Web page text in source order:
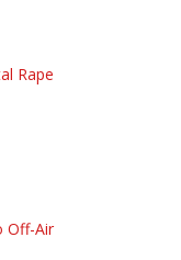
Rape
Off-Air